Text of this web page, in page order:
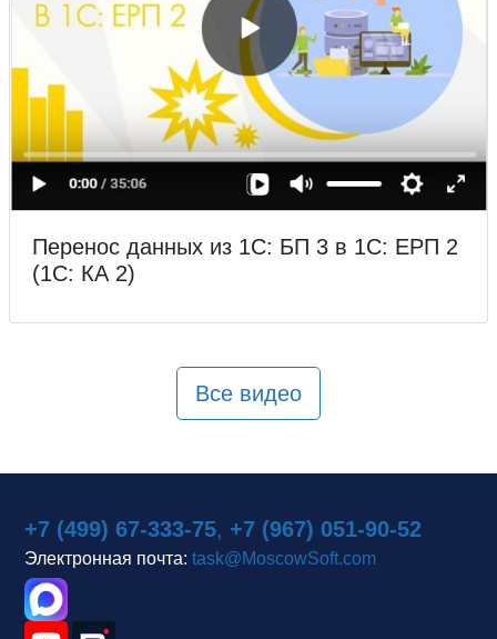
Перенос данных из 1С: БП 3 в 1С: ЕРП 2
(1С: КА 2)
Все видео
+7 (499) 67-333-75, +7 (967) 051-90-52
Электронная почта: task@MoscowSoft.com